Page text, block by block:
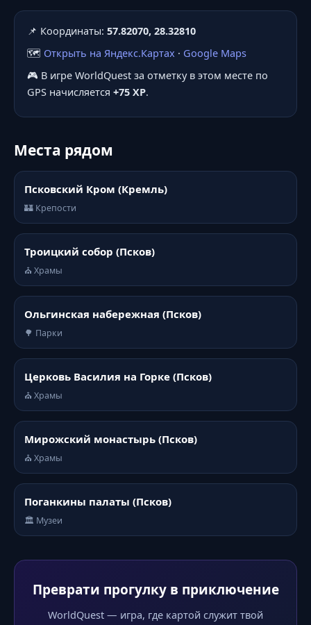
📌 Координаты: 57.82070, 28.32810
🗺️ Открыть на Яндекс.Картах · Google Maps
🎮 В игре WorldQuest за отметку в этом месте по
GPS начисляется +75 XP.
Места рядом
Псковский Кром (Кремль)
🏰 Крепости
Троицкий собор (Псков)
⛪ Храмы
Ольгинская набережная (Псков)
🌳 Парки
Церковь Василия на Горке (Псков)
⛪ Храмы
Мирожский монастырь (Псков)
⛪ Храмы
Поганкины палаты (Псков)
🏛️ Музеи
Преврати прогулку в приключение
WorldQuest — игра, где картой служит твой